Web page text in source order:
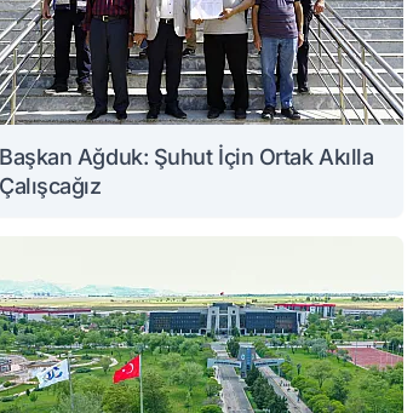
Başkan Ağduk: Şuhut İçin Ortak Akılla
Çalışcağız